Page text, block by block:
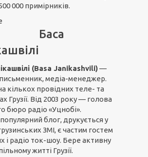
000 примірників.
Баса
(Basa Janikashvili)—
медіа-менеджер.
кількох провідних теле- та
Грузії. Від 2003 року — голова
бюро радіо «Уцнобі».
блог, друкується у
ЗМІ, є частим гостем
і радіо ток-шоу. Бере активну
житті Грузії.